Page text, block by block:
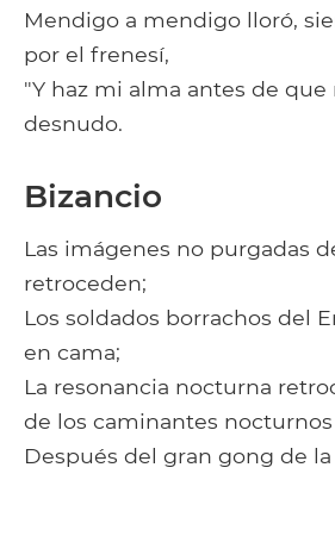
Mendigo a mendigo lloró,
por el frenesí,
"Y haz mi alma antes de
desnudo.
Bizancio
Las imágenes no purgadas
retroceden;
Los soldados borrachos del
en cama;
La resonancia nocturna
de los caminantes nocturnos
Después del gran gong de la